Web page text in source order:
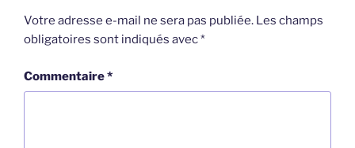
Votre adresse e-mail ne sera pas publiée. Les champs
obligatoires sont indiqués avec*
Commentaire*